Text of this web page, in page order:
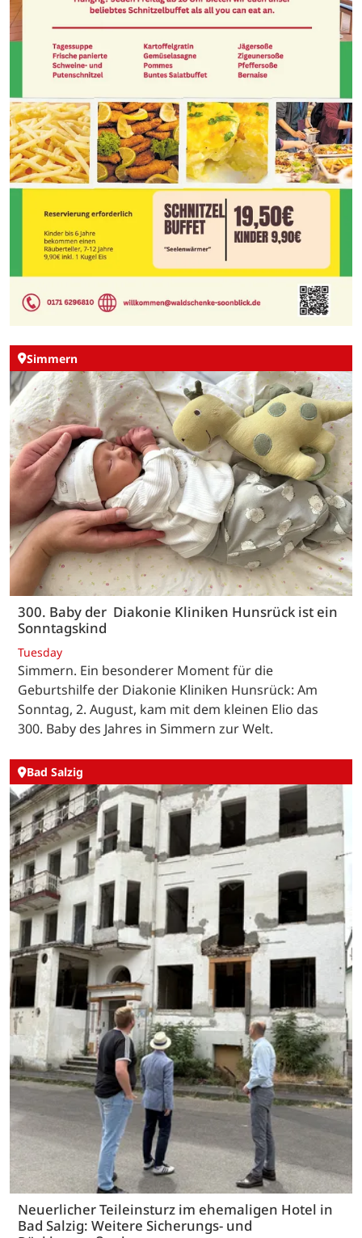
Simmern
300. Baby der Diakonie Kliniken Hunsrück ist ein
Sonntagskind
Tuesday
Simmern. Ein besonderer Moment für die
Geburtshilfe der Diakonie Kliniken Hunsrück: Am
Sonntag, 2. August, kam mit dem kleinen Elio das
300. Baby des Jahres in Simmern zur Welt.
Bad Salzig
Neuerlicher Teileinsturz im ehemaligen Hotel in
Bad Salzig: Weitere Sicherungs- und